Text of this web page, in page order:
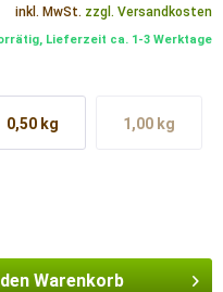
inkl. MwSt. zzgl. Versandkosten
Lieferzeit ca. 1-3 Werktage
0,50 kg 1,00 kg
Warenkorb